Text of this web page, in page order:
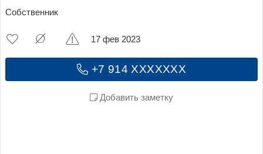
Собственник
+7 914 XXXXXXX
Добавить заметку
17 фев 2023